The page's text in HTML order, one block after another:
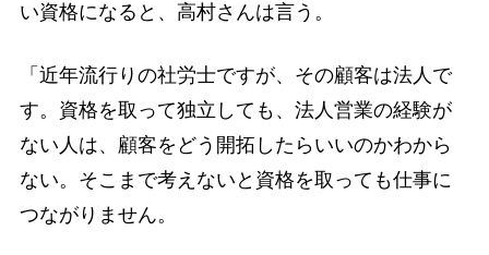
い資格になると、高村さんは言う。
「近年流行りの社労士ですが、その顧客は法人で
す。資格を取って独立しても、法人営業の経験が
ない人は、顧客をどう開拓したらいいのかわから
ない。そこまで考えないと資格を取っても仕事に
つながりません。